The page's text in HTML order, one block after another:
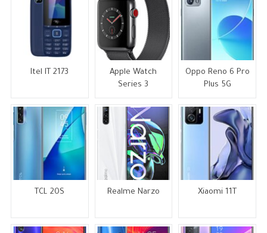
Itel IT 2173
Apple Watch
Series 3
Oppo Reno 6 Pro
Plus 5G
TCL 20S Realme Narzo Xiaomi 11T